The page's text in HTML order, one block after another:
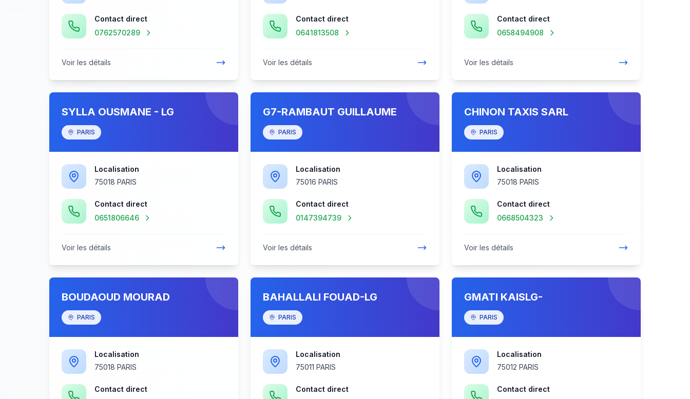
Contact direct
0762570289
Voir les détails
Contact direct
0641813508
Voir les détails
Contact direct
0658494908
Voir les détails
SYLLA OUSMANE - LG
PARIS
Localisation
75018 PARIS
Contact direct
0651806646
Voir les détails
G7-RAMBAUT GUILLAUME
PARIS
Localisation
75016 PARIS
Contact direct
0147394739
Voir les détails
CHINON TAXIS SARL
PARIS
Localisation
75018 PARIS
Contact direct
0668504323
Voir les détails
BOUDAOUD MOURAD
PARIS
Localisation
75018 PARIS
Contact direct
BAHALLALI FOUAD-LG
PARIS
Localisation
75011 PARIS
Contact direct
GMATI KAISLG-
PARIS
Localisation
75012 PARIS
Contact direct